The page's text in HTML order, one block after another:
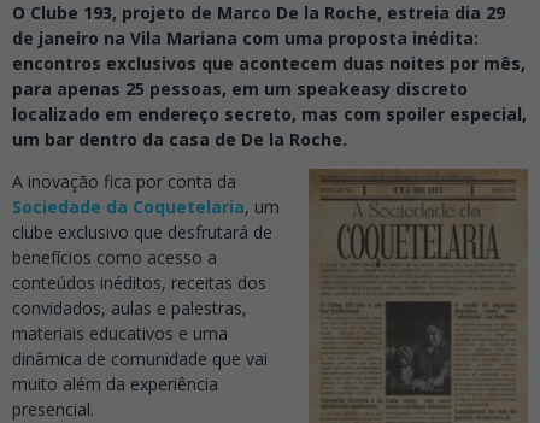
O Clube 193, projeto de Marco De la Roche, estreia dia 29
de janeiro na Vila Mariana com uma proposta inédita:
encontros exclusivos que acontecem duas noites por mês,
para apenas 25 pessoas, em um speakeasy discreto
localizado em endereço secreto, mas com spoiler especial,
um bar dentro da casa de De la Roche.
A inovação fica por conta da
Sociedade da Coquetelaria, um
clube exclusivo que desfrutará de
benefícios como acesso a
conteúdos inéditos, receitas dos
convidados, aulas e palestras,
materiais educativos e uma
dinâmica de comunidade que vai
muito além da experiência
presencial.